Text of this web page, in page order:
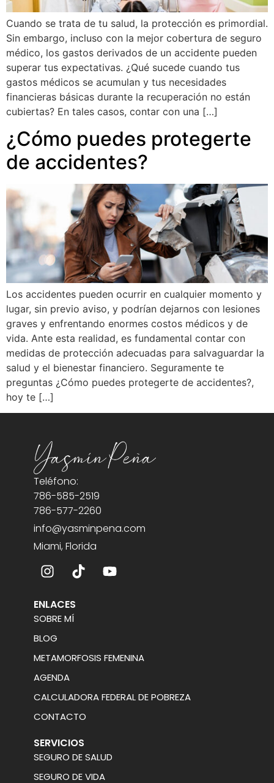
Cuando se trata de tu salud, la protección es primordial.
Sin embargo, incluso con la mejor cobertura de seguro
médico, los gastos derivados de un accidente pueden
superar tus expectativas. ¿Qué sucede cuando tus
gastos médicos se acumulan y tus necesidades
financieras básicas durante la recuperación no están
cubiertas? En tales casos, contar con una […]
¿Cómo puedes protegerte
de accidentes?
Los accidentes pueden ocurrir en cualquier momento y
lugar, sin previo aviso, y podrían dejarnos con lesiones
graves y enfrentando enormes costos médicos y de
vida. Ante esta realidad, es fundamental contar con
medidas de protección adecuadas para salvaguardar la
salud y el bienestar financiero. Seguramente te
preguntas ¿Cómo puedes protegerte de accidentes?,
hoy te […]
Teléfono:
786-585-2519
786-577-2260
info@yasminpena.com
Miami, Florida
ENLACES
SOBRE MÍ
BLOG
METAMORFOSIS FEMENINA
AGENDA
CALCULADORA FEDERAL DE POBREZA
CONTACTO
SERVICIOS
SEGURO DE SALUD
SEGURO DE VIDA